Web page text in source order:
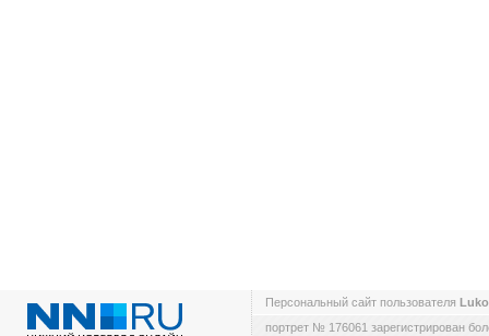
Персональный сайт пользователя
портрет № 176061 зарегистрирован